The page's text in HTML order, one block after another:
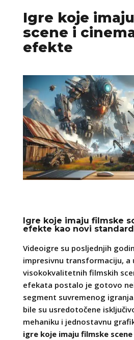
Igre koje
scene i
efekte
Igre koje imaju filmske
efekte kao novi
Videoigre su posljednjih
impresivnu transformaciju, a
visokokvalitetnih filmskih
efekata postalo je gotovo
segment suvremenog
bile su usredotočene
mehaniku i jednostavnu
igre koje imaju filmske